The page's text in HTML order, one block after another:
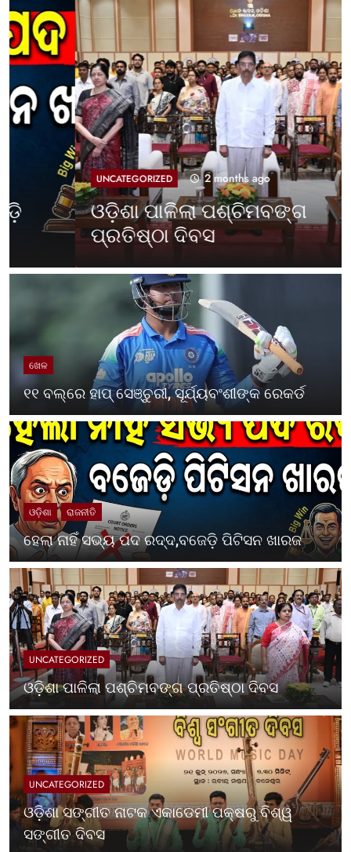
UNCATEGORIZED 2 months ago
ଓଡ଼ିଶା ପାଳିଲା ପଶ୍ଚିମବଙ୍ଗ
ପ୍ରତିଷ୍ଠା ଦିବସ
ଖେଳ
୧୧ ବଲ୍‌ରେ ହାପ୍ ସେଞ୍ଚୁରୀ, ସୂର୍ଯ୍ୟବଂଶୀଙ୍କ ରେକର୍ଡ
ଓଡ଼ିଶା ରାଜନୀତି
ହେଲା ନାହିଁ ସଭ୍ୟ ପଦ ରଦ୍ଦ,ବଜେଡ଼ି ପିଟିସନ ଖାରଜ
UNCATEGORIZED
ଓଡ଼ିଶା ପାଳିଲା ପଶ୍ଚିମବଙ୍ଗ ପ୍ରତିଷ୍ଠା ଦିବସ
UNCATEGORIZED
ଓଡ଼ିଶା ସଙ୍ଗୀତ ନାଟକ ଏକାଡେମୀ ପକ୍ଷରୁ ବିଶ୍ୱ
ସଙ୍ଗୀତ ଦିବସ